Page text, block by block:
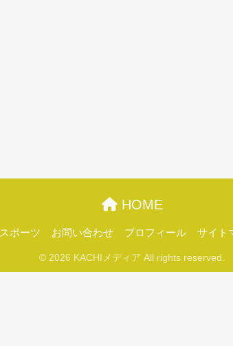
HOME
スポーツ お問い合わせ プロフィール サイト
© 2026 KACHIメディア All rights reserved.